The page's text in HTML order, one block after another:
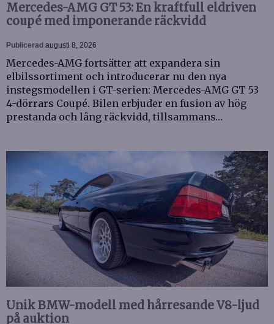
Mercedes-AMG GT 53: En kraftfull eldriven
coupé med imponerande räckvidd
Publicerad augusti 8, 2026
Mercedes-AMG fortsätter att expandera sin
elbilssortiment och introducerar nu den nya
instegsmodellen i GT-serien: Mercedes-AMG GT 53
4-dörrars Coupé. Bilen erbjuder en fusion av hög
prestanda och lång räckvidd, tillsammans…
Unik BMW-modell med hårresande V8-ljud
på auktion